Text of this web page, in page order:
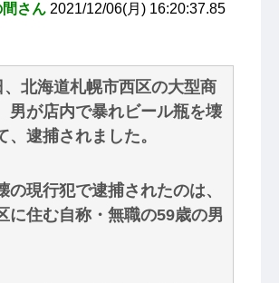
さん 2021/12/06(月) 16:20:37.85
北海道札幌市西区の大型商
男が店内で暴れビール瓶を壊
、逮捕されました。
現行犯で逮捕されたのは、
に住む自称・無職の59歳の男